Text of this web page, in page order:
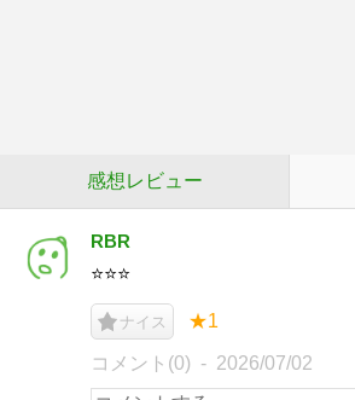
感想レビュー
RBR
⭐️⭐️⭐️
ナイス ★1
コメント(0) 2026/07/02